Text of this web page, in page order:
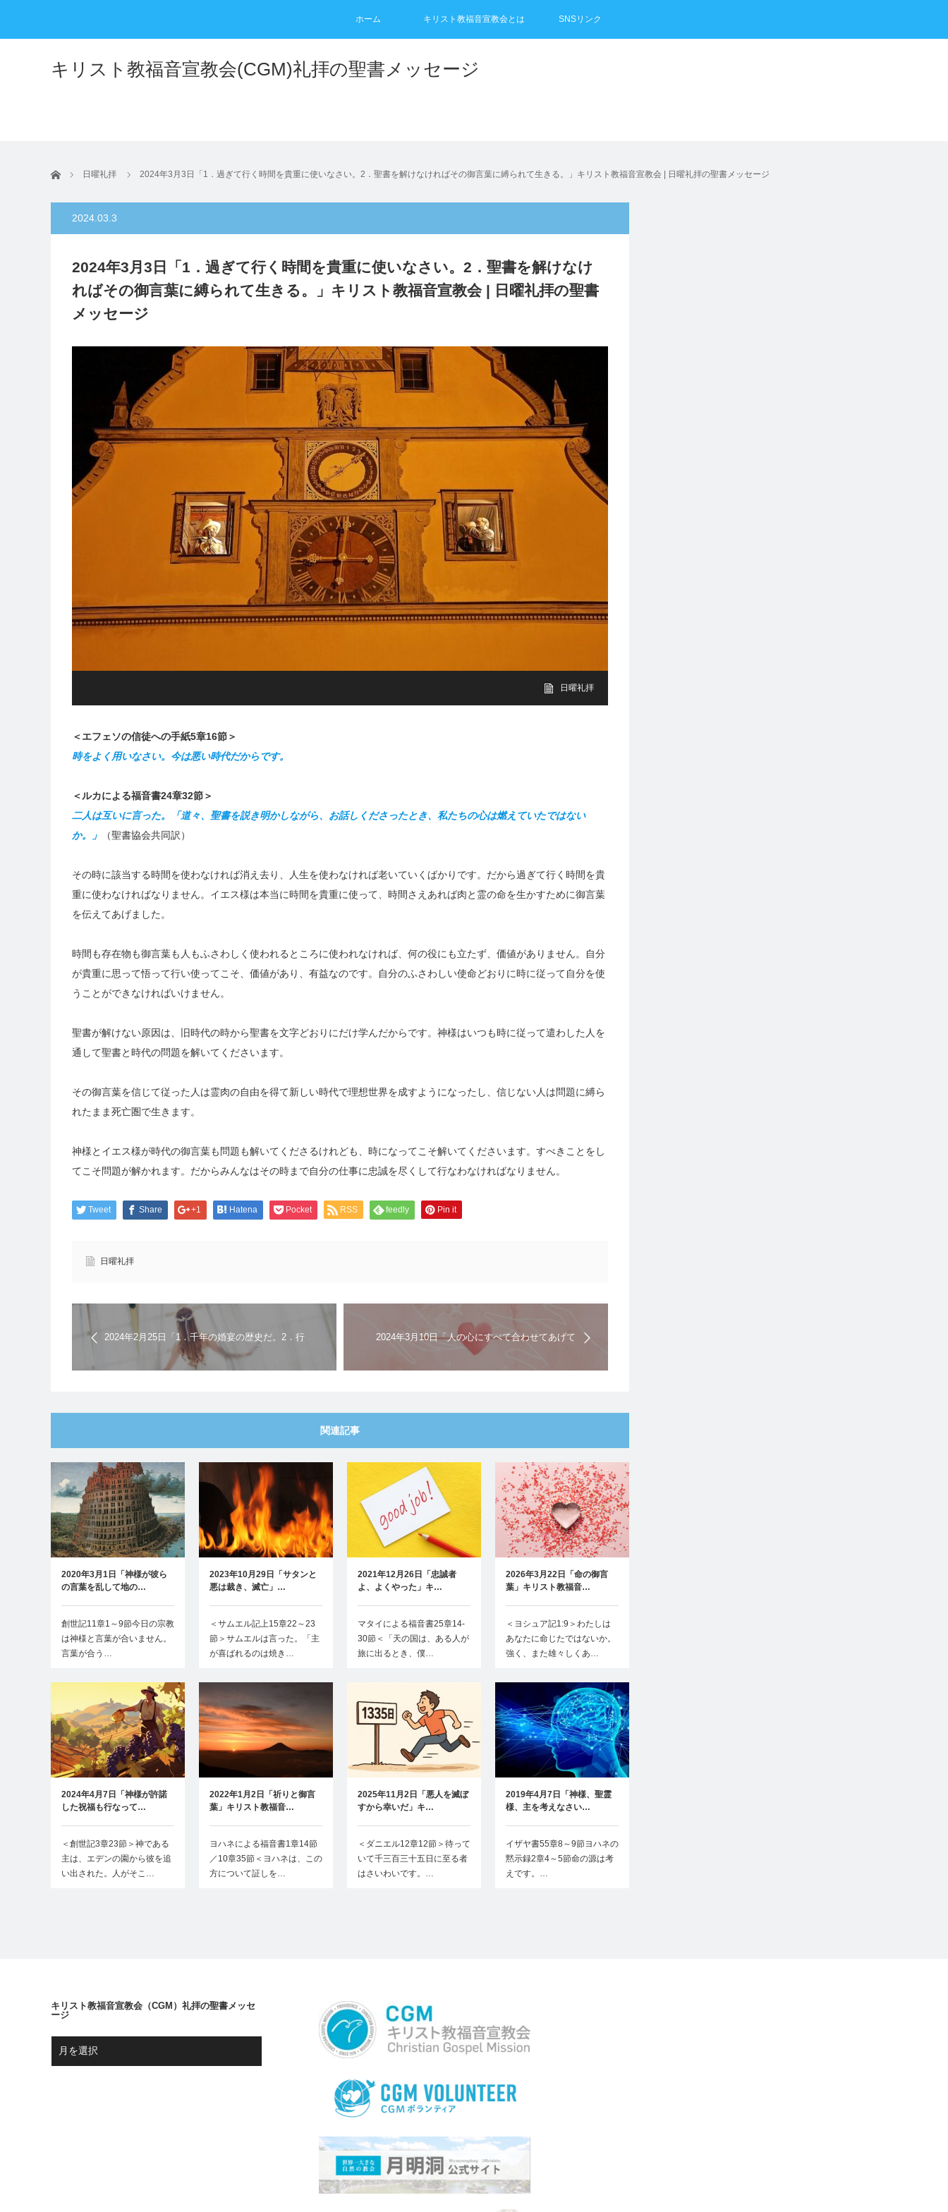
ホーム キリスト教福音宣教会とは SNSリンク
キリスト教福音宣教会(CGM)礼拝の聖書メッセージ
ホーム 日曜礼拝 2024年3月3日「1．過ぎて行く時間を貴重に使いなさい。2．聖書を解けなければその御言葉に縛られて生きる。」キリスト教福音宣教会 | 日曜礼拝の聖書メッセージ
2024.03.3
2024年3月3日「1．過ぎて行く時間を貴重に使いなさい。2．聖書を解けなけ
ればその御言葉に縛られて生きる。」キリスト教福音宣教会 | 日曜礼拝の聖書
メッセージ
日曜礼拝
＜エフェソの信徒への手紙5章16節＞
時をよく用いなさい。今は悪い時代だからです。
＜ルカによる福音書24章32節＞
二人は互いに言った。「道々、聖書を説き明かしながら、お話しくださったとき、私たちの心は燃えていたではない
か。」
（聖書協会共同訳）
その時に該当する時間を使わなければ消え去り、人生を使わなければ老いていくばかりです。だから過ぎて行く時間を貴
重に使わなければなりません。イエス様は本当に時間を貴重に使って、時間さえあれば肉と霊の命を生かすために御言葉
を伝えてあげました。
時間も存在物も御言葉も人もふさわしく使われるところに使われなければ、何の役にも立たず、価値がありません。自分
が貴重に思って悟って行い使ってこそ、価値があり、有益なのです。自分のふさわしい使命どおりに時に従って自分を使
うことができなければいけません。
聖書が解けない原因は、旧時代の時から聖書を文字どおりにだけ学んだからです。神様はいつも時に従って遣わした人を
通して聖書と時代の問題を解いてくださいます。
その御言葉を信じて従った人は霊肉の自由を得て新しい時代で理想世界を成すようになったし、信じない人は問題に縛ら
れたまま死亡圏で生きます。
神様とイエス様が時代の御言葉も問題も解いてくださるけれども、時になってこそ解いてくださいます。すべきことをし
てこそ問題が解かれます。だからみんなはその時まで自分の仕事に忠誠を尽くして行なわなければなりません。
Tweet Share +1 Hatena Pocket RSS feedly Pin it
日曜礼拝
2024年2月25日「1．千年の婚宴の歴史だ。2．行
なったとおりに報いよう。」キリスト教福音宣教
会 | 日曜礼拝の聖書メッセージ
2024年3月10日「人の心にすべて合わせてあげて
生きることはできない」キリスト教福音宣教会 |
関連記事
2020年3月1日「神様が彼ら
の言葉を乱して地の…
創世記11章1～9節今日の宗教
は神様と言葉が合いません。
言葉が合う…
2023年10月29日「サタンと
悪は裁き、滅亡」…
＜サムエル記上15章22～23
節＞サムエルは言った。「主
が喜ばれるのは焼き…
2021年12月26日「忠誠者
よ、よくやった」キ…
マタイによる福音書25章14-
30節＜「天の国は、ある人が
旅に出るとき、僕…
2026年3月22日「命の御言
葉」キリスト教福音…
＜ヨシュア記1:9＞わたしは
あなたに命じたではないか。
強く、また雄々しくあ…
2024年4月7日「神様が許諾
した祝福も行なって…
＜創世記3章23節＞神である
主は、エデンの園から彼を追
い出された。人がそこ…
2022年1月2日「祈りと御言
葉」キリスト教福音…
ヨハネによる福音書1章14節
／10章35節＜ヨハネは、この
方について証しを…
2025年11月2日「悪人を滅ぼ
すから幸いだ」キ…
＜ダニエル12章12節＞待って
いて千三百三十五日に至る者
はさいわいです。…
2019年4月7日「神様、聖霊
様、主を考えなさい…
イザヤ書55章8～9節ヨハネの
黙示録2章4～5節命の源は考
えです。…
キリスト教福音宣教会（CGM）礼拝の聖書メッセ
ージ